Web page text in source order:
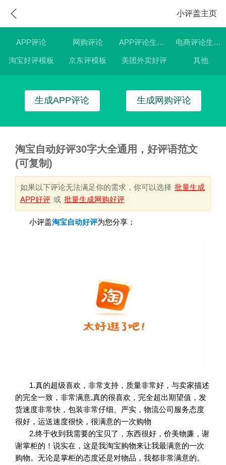
小评盖主页
APP评论 网购评论 APP评论生成器 电商评论生成器
淘宝好评模板 京东评模板 美团外卖好评 其他
生成APP评论 生成网购评论
淘宝自动好评30字大全通用，好评语范文
(可复制)
如果以下评论无法满足你的需求，你可以选择 批量生成
APP好评 或 批量生成网购好评
小评盖淘宝自动好评为您分享：
1.真的超级喜欢，非常支持，质量非常好，与卖家描述
的完全一致，非常满意,真的很喜欢，完全超出期望值，发
货速度非常快，包装非常仔细、严实，物流公司服务态度
很好，运送速度很快，很满意的一次购物
2.终于收到我需要的宝贝了，东西很好，价美物廉，谢
谢掌柜的！说实在，这是我淘宝购物来让我最满意的一次
购物。无论是掌柜的态度还是对物品，我都非常满意的。